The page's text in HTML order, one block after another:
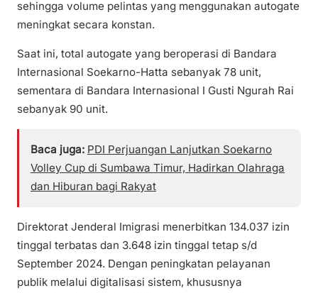
sehingga volume pelintas yang menggunakan autogate
meningkat secara konstan.
Saat ini, total autogate yang beroperasi di Bandara
Internasional Soekarno-Hatta sebanyak 78 unit,
sementara di Bandara Internasional I Gusti Ngurah Rai
sebanyak 90 unit.
Baca juga: PDI Perjuangan Lanjutkan Soekarno
Volley Cup di Sumbawa Timur, Hadirkan Olahraga
dan Hiburan bagi Rakyat
Direktorat Jenderal Imigrasi menerbitkan 134.037 izin
tinggal terbatas dan 3.648 izin tinggal tetap s/d
September 2024. Dengan peningkatan pelayanan
publik melalui digitalisasi sistem, khususnya